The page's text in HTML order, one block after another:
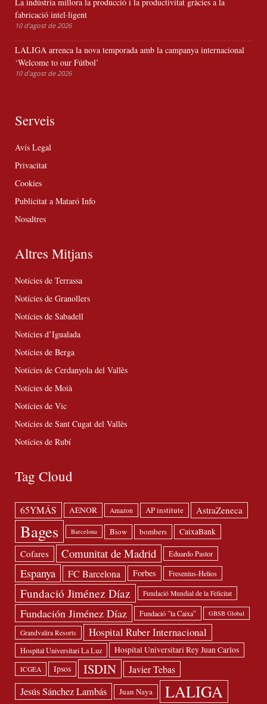
fabricació intel·ligent
10 d'agost de 2026
LALIGA arrenca la nova temporada amb la campanya internacional
‘Welcome to our Fútbol’
10 d'agost de 2026
Serveis
Avís Legal
Privacitat
Cookies
Publicitat a Mataró Info
Nosaltres
Altres Mitjans
Notícies de Terrassa
Notícies de Granollers
Notícies de Sabadell
Notícies d’Igualada
Notícies de Berga
Notícies de Cerdanyola del Vallès
Notícies de Moià
Notícies de Vic
Notícies de Sant Cugat del Vallès
Notícies de Rubí
Tag Cloud
65YMÁS AENOR Amazon AP institute AstraZeneca
Bages Barcelona Biow bombers CaixaBank
Cofares Comunitat de Madrid Eduardo Pastor
Espanya FC Barcelona Forbes Fresenius-Helios
Fundació Jiménez Díaz Fundació Mundial de la Felicitat
Fundación Jiménez Díaz Fundació ”la Caixa” GBSB Global
Grandvalira Resorts Hospital Ruber Internacional
Hospital Universitari La Luz Hospital Universitari Rey Juan Carlos
ICGEA Ipsos ISDIN Javier Tebas
Jesús Sánchez Lambás Juan Naya LALIGA